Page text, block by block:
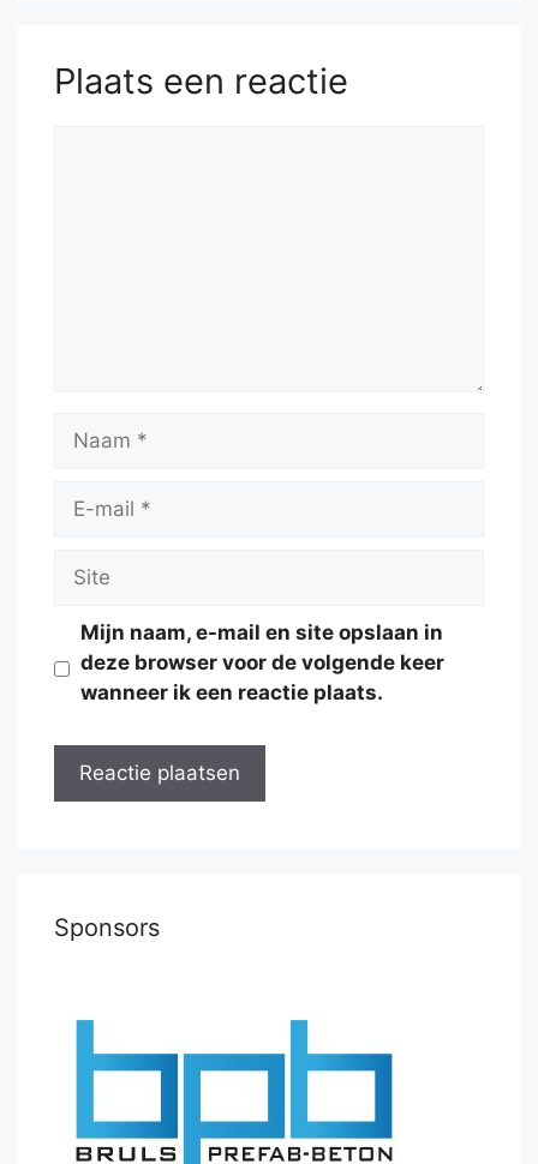
Plaats een reactie
Naam
Site
Mijn naam, e-mail en site opslaan in
deze browser voor de volgende keer
wanneer ik een reactie plaats.
Sponsors